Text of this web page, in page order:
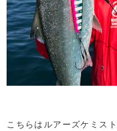
こちらはルアーズケミス